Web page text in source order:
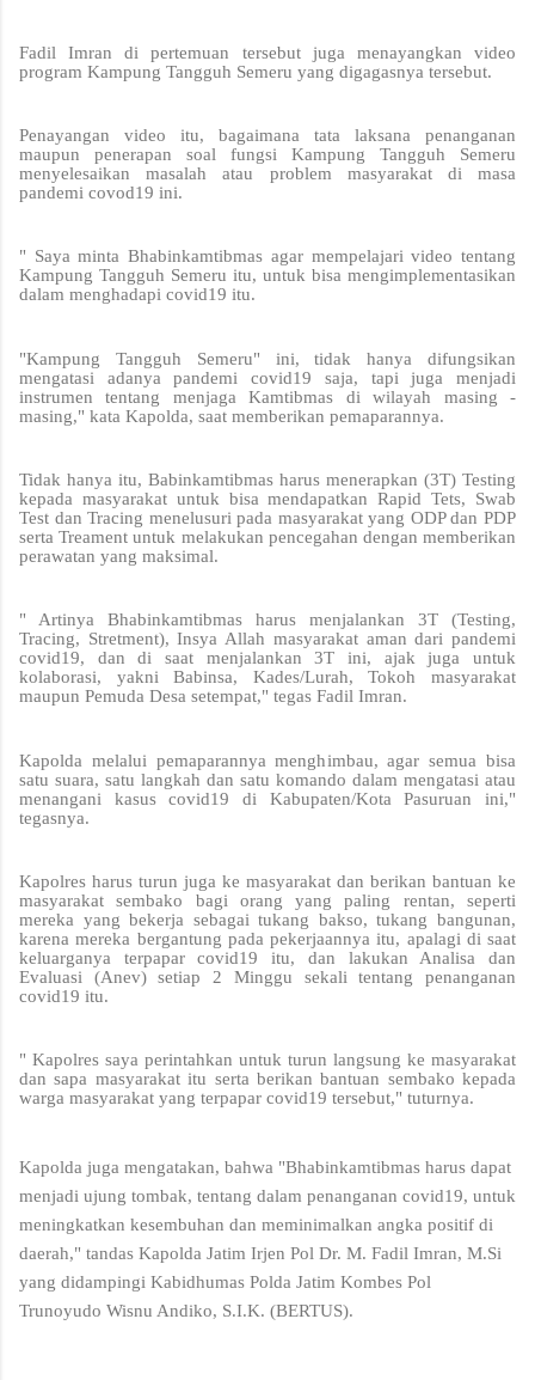
Fadil Imran di pertemuan tersebut juga menayangkan video
program Kampung Tangguh Semeru yang digagasnya tersebut.
Penayangan video itu, bagaimana tata laksana penanganan
maupun penerapan soal fungsi Kampung Tangguh Semeru
menyelesaikan masalah atau problem masyarakat di masa
pandemi covod19 ini.
" Saya minta Bhabinkamtibmas agar mempelajari video tentang
Kampung Tangguh Semeru itu, untuk bisa mengimplementasikan
dalam menghadapi covid19 itu.
"Kampung Tangguh Semeru" ini, tidak hanya difungsikan
mengatasi adanya pandemi covid19 saja, tapi juga menjadi
instrumen tentang menjaga Kamtibmas di wilayah masing -
masing," kata Kapolda, saat memberikan pemaparannya.
Tidak hanya itu, Babinkamtibmas harus menerapkan (3T) Testing
kepada masyarakat untuk bisa mendapatkan Rapid Tets, Swab
Test dan Tracing menelusuri pada masyarakat yang ODP dan PDP
serta Treament untuk melakukan pencegahan dengan memberikan
perawatan yang maksimal.
" Artinya Bhabinkamtibmas harus menjalankan 3T (Testing,
Tracing, Stretment), Insya Allah masyarakat aman dari pandemi
covid19, dan di saat menjalankan 3T ini, ajak juga untuk
kolaborasi, yakni Babinsa, Kades/Lurah, Tokoh masyarakat
maupun Pemuda Desa setempat," tegas Fadil Imran.
Kapolda melalui pemaparannya menghimbau, agar semua bisa
satu suara, satu langkah dan satu komando dalam mengatasi atau
menangani kasus covid19 di Kabupaten/Kota Pasuruan ini,"
tegasnya.
Kapolres harus turun juga ke masyarakat dan berikan bantuan ke
masyarakat sembako bagi orang yang paling rentan, seperti
mereka yang bekerja sebagai tukang bakso, tukang bangunan,
karena mereka bergantung pada pekerjaannya itu, apalagi di saat
keluarganya terpapar covid19 itu, dan lakukan Analisa dan
Evaluasi (Anev) setiap 2 Minggu sekali tentang penanganan
covid19 itu.
" Kapolres saya perintahkan untuk turun langsung ke masyarakat
dan sapa masyarakat itu serta berikan bantuan sembako kepada
warga masyarakat yang terpapar covid19 tersebut," tuturnya.
Kapolda juga mengatakan, bahwa "Bhabinkamtibmas harus dapat
menjadi ujung tombak, tentang dalam penanganan covid19, untuk
meningkatkan kesembuhan dan meminimalkan angka positif di
daerah," tandas Kapolda Jatim Irjen Pol Dr. M. Fadil Imran, M.Si
yang didampingi Kabidhumas Polda Jatim Kombes Pol
Trunoyudo Wisnu Andiko, S.I.K. (BERTUS).